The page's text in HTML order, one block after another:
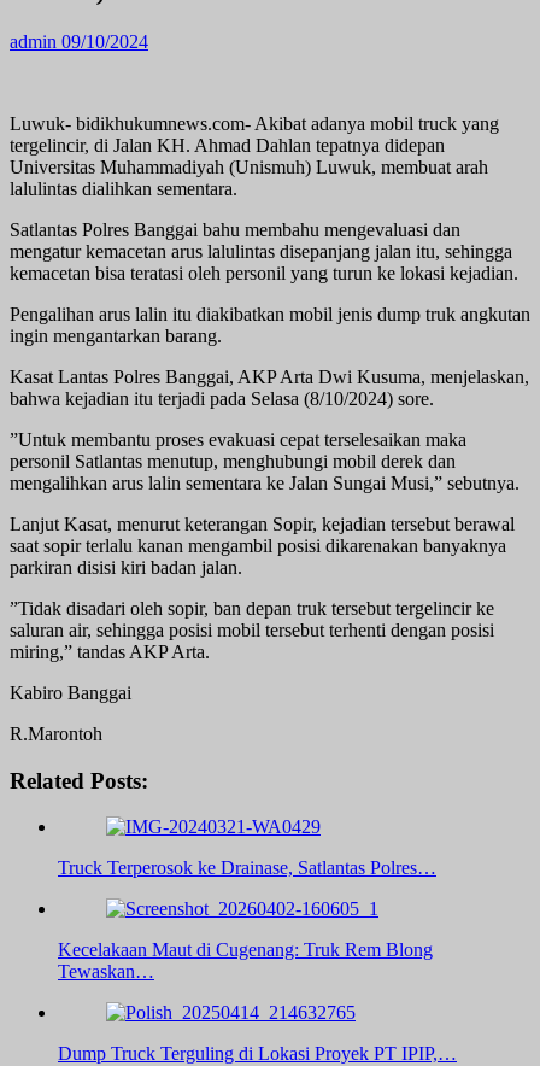
admin 09/10/2024
Luwuk- bidikhukumnews.com- Akibat adanya mobil truck yang
tergelincir, di Jalan KH. Ahmad Dahlan tepatnya didepan
Universitas Muhammadiyah (Unismuh) Luwuk, membuat arah
lalulintas dialihkan sementara.
Satlantas Polres Banggai bahu membahu mengevaluasi dan
mengatur kemacetan arus lalulintas disepanjang jalan itu, sehingga
kemacetan bisa teratasi oleh personil yang turun ke lokasi kejadian.
Pengalihan arus lalin itu diakibatkan mobil jenis dump truk angkutan
ingin mengantarkan barang.
Kasat Lantas Polres Banggai, AKP Arta Dwi Kusuma, menjelaskan,
bahwa kejadian itu terjadi pada Selasa (8/10/2024) sore.
”Untuk membantu proses evakuasi cepat terselesaikan maka
personil Satlantas menutup, menghubungi mobil derek dan
mengalihkan arus lalin sementara ke Jalan Sungai Musi,” sebutnya.
Lanjut Kasat, menurut keterangan Sopir, kejadian tersebut berawal
saat sopir terlalu kanan mengambil posisi dikarenakan banyaknya
parkiran disisi kiri badan jalan.
”Tidak disadari oleh sopir, ban depan truk tersebut tergelincir ke
saluran air, sehingga posisi mobil tersebut terhenti dengan posisi
miring,” tandas AKP Arta.
Kabiro Banggai
R.Marontoh
Related Posts:
Truck Terperosok ke Drainase, Satlantas Polres…
Kecelakaan Maut di Cugenang: Truk Rem Blong
Tewaskan…
Dump Truck Terguling di Lokasi Proyek PT IPIP,…